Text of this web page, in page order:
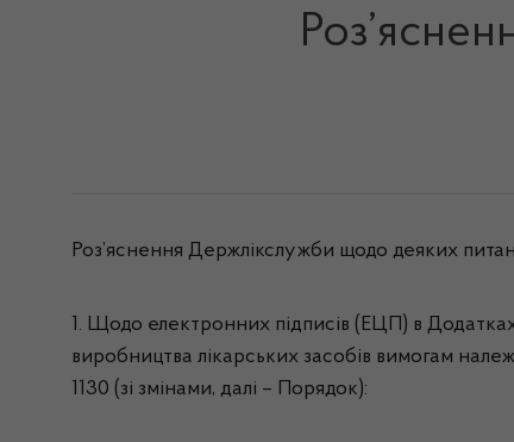
Роз’яснення Держлікслужби щодо деяких
1. Щодо електронних підписів (ЕЦП) в
виробництва лікарських засобів вимогам
1130 (зі змінами, далі – Порядок):